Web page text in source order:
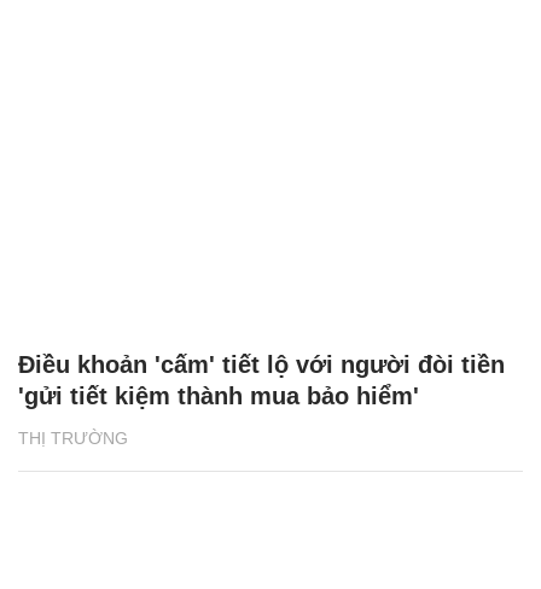
THỊ TRƯỜNG
Điều khoản 'cấm' tiết lộ với người đòi tiền
'gửi tiết kiệm thành mua bảo hiểm'